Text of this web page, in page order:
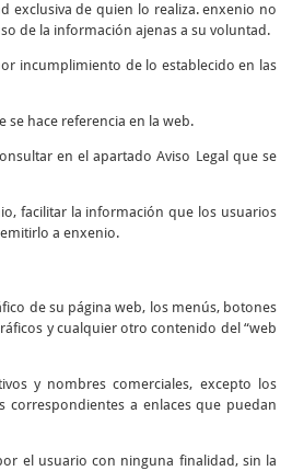
exclusiva de quien lo realiza. enxenio no
de la información ajenas a su voluntad.
incumplimiento de lo establecido en las
se hace referencia en la web.
en el apartado Aviso Legal que se
facilitar la información que los usuarios
a enxenio.
de su página web, los menús, botones
y cualquier otro contenido del “web
y nombres comerciales, excepto los
correspondientes a enlaces que puedan
el usuario con ninguna finalidad, sin la